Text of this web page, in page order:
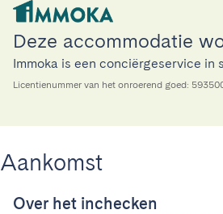
Deze accommodatie
Immoka is een conciërgeservice in
Licentienummer van het onroerend goed:
Aankomst
Over het inchecken